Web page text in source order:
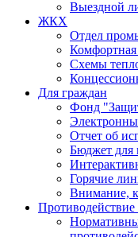
Выездной
ЖКХ
Отдел
Комфортная
Схемы
Для граждан
Фонд
Отчет об
Бюджет для
Горячие
Внимание,